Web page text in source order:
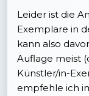
Leider ist die
Exemplare in
kann also
Auflage meist
Künstler/in-
empfehle ich